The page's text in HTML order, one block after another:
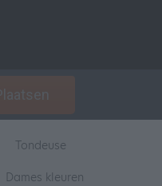
Tondeuse
Dames kleuren